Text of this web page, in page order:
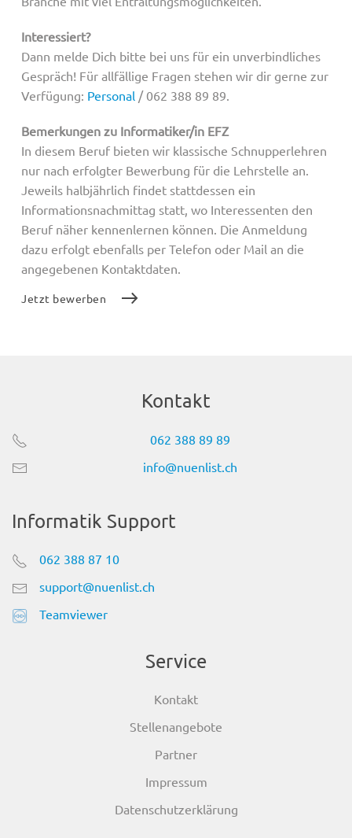
Interessiert?
Dann melde Dich bitte bei uns für ein unverbindliches
Gespräch! Für allfällige Fragen stehen wir dir gerne zur
Verfügung: Personal / 062 388 89 89.
Bemerkungen zu Informatiker/in EFZ
In diesem Beruf bieten wir klassische Schnupperlehren
nur nach erfolgter Bewerbung für die Lehrstelle an.
Jeweils halbjährlich findet stattdessen ein
Informationsnachmittag statt, wo Interessenten den
Beruf näher kennenlernen können. Die Anmeldung
dazu erfolgt ebenfalls per Telefon oder Mail an die
angegebenen Kontaktdaten.
Jetzt bewerben
Kontakt
062 388 89 89
info@nuenlist.ch
Informatik Support
062 388 87 10
support@nuenlist.ch
Teamviewer
Service
Kontakt
Stellenangebote
Partner
Impressum
Datenschutzerklärung